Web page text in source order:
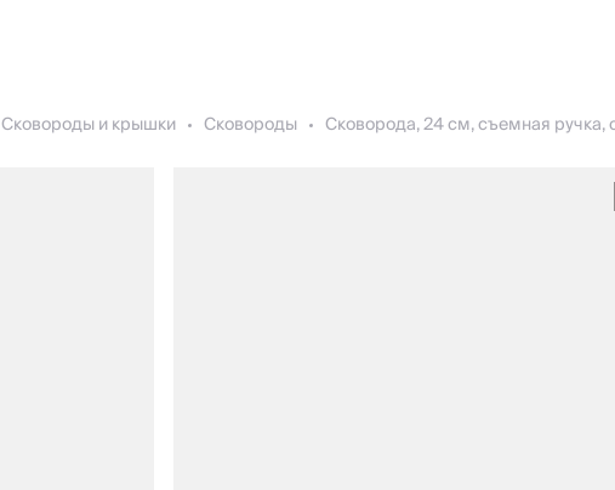
Сковороды и крышки Сковороды Сковорода, 24 см, съемная ручка,